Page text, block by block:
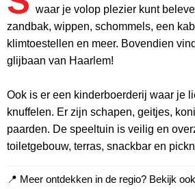
waar je volop plezier kunt
zandbak, wippen, schommels, een
klimtoestellen en meer. Bovendien
glijbaan van Haarlem!
Ook is er een kinderboerderij waar je
knuffelen. Er zijn schapen, geitjes,
paarden. De speeltuin is veilig en
toiletgebouw, terras, snackbar en
📍 Meer ontdekken in de regio? Bekijk ook